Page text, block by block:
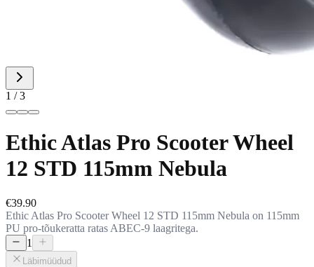
1 / 3
Ethic Atlas Pro Scooter Wheel
12 STD 115mm Nebula
€39.90
Ethic Atlas Pro Scooter Wheel 12 STD 115mm Nebula on 115mm
PU pro-tõukeratta ratas ABEC-9 laagritega.
1
Läbimüüdud